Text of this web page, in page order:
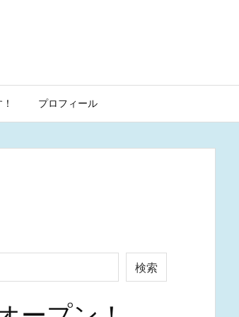
プロフィール
検索